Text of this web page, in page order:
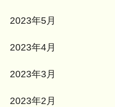
2023年5月
2023年4月
2023年3月
2023年2月